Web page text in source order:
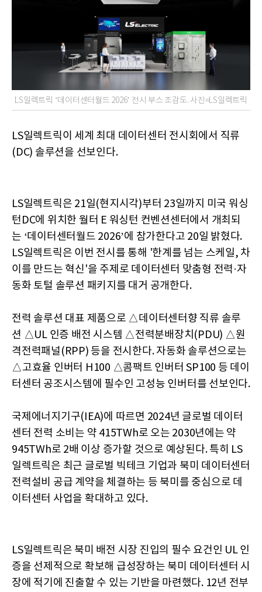
LS일렉트릭 ‘데이터센터월드 2026’ 전시 부스 조감도. 사진=LS일렉트릭
LS일렉트릭이 세계 최대 데이터센터 전시회에서 직류
(DC) 솔루션을 선보인다.
LS일렉트릭은 21일(현지시각)부터 23일까지 미국 워싱
턴DC에 위치한 월터 E 워싱턴 컨벤션센터에서 개최되
는 ‘데이터센터월드 2026’에 참가한다고 20일 밝혔다.
LS일렉트릭은 이번 전시를 통해 '한계를 넘는 스케일, 차
이를 만드는 혁신'을 주제로 데이터센터 맞춤형 전력·자
동화 토털 솔루션 패키지를 대거 공개한다.
전력 솔루션 대표 제품으로 △데이터센터향 직류 솔루
션 △UL 인증 배전 시스템 △전력분배장치(PDU) △원
격전력패널(RPP) 등을 전시한다. 자동화 솔루션으로는
△고효율 인버터 H100 △콤팩트 인버터 SP100 등 데이
터센터 공조시스템에 필수인 고성능 인버터를 선보인다.
국제에너지기구(IEA)에 따르면 2024년 글로벌 데이터
센터 전력 소비는 약 415TWh로 오는 2030년에는 약
945TWh로 2배 이상 증가할 것으로 예상된다. 특히 LS
일렉트릭은 최근 글로벌 빅테크 기업과 북미 데이터센터
전력설비 공급 계약을 체결하는 등 북미를 중심으로 데
이터센터 사업을 확대하고 있다.
LS일렉트릭은 북미 배전 시장 진입의 필수 요건인 UL 인
증을 선제적으로 확보해 급성장하는 북미 데이터센터 시
장에 적기에 진출할 수 있는 기반을 마련했다. 12년 전부